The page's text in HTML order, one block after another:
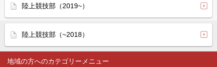
地域の方へ
陸上競技部（2019~）
陸上競技部（~2018）